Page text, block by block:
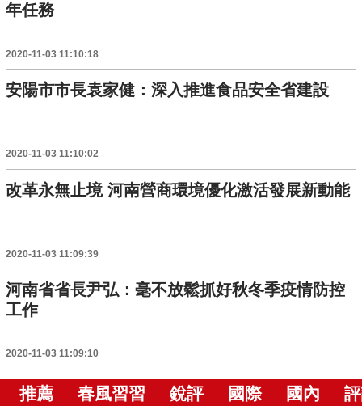
年任務
2020-11-03 11:10:18
安陽市市長袁家健：深入推進食品安全省建設
2020-11-03 11:10:02
改革永無止境 河南營商環境優化激活發展新動能
2020-11-03 11:09:39
河南省省長尹弘：毫不放鬆抓好秋冬季疫情防控
工作
2020-11-03 11:09:10
推薦 春風習習 銳評 國際 國內